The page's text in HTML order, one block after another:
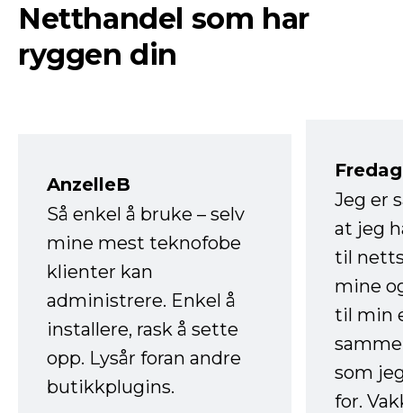
Netthandel som har
ryggen din
AnzelleB
Så enkel å bruke – selv
mine mest teknofobe
klienter kan
administrere. Enkel å
installere, rask å sette
opp. Lysår foran andre
butikkplugins.
Jeg er
at jeg
til
mine
til min
som
for.